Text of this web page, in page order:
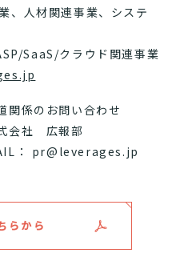
、人材関連事業、システ
SaaS/クラウド関連事業
関係のお問い合わせ
会社 広報部
： pr@leverages.jp
らから